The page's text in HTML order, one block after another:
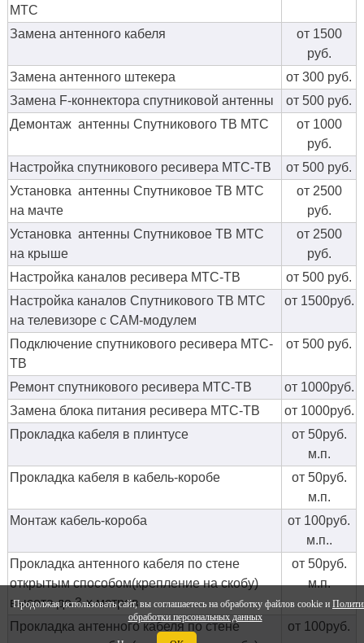
Продолжая использовать сайт, вы соглашаетесь на обработку файлов cookie и
обработки персональных данных
МТС
Замена антенного кабеля
от 1500
руб.
Замена антенного штекера
от 300 руб.
Замена F-коннектора спутниковой антенны
от 500 руб.
Демонтаж антенны Спутникового ТВ МТС
от 1000
руб.
Настройка спутникового ресивера МТС-ТВ
от 500 руб.
Установка антенны Спутниковое ТВ МТС
на мачте
от 2500
руб.
Установка антенны Спутниковое ТВ МТС
на крыше
от 2500
руб.
Настройка каналов ресивера МТС-ТВ
от 500 руб.
Настройка каналов Спутникового ТВ МТС
на телевизоре с CAM-модулем
от 1500руб.
Подключение спутникового ресивера МТС-
ТВ
от 500 руб.
Ремонт спутникового ресивера МТС-ТВ
от 1000руб.
Замена блока питания ресивера МТС-ТВ
от 1000руб.
Прокладка кабеля в плинтусе
от 50руб.
м.п.
Прокладка кабеля в кабель-коробе
от 50руб.
м.п.
Монтаж кабель-короба
от 100руб.
м.п..
Прокладка антенного кабеля по стене
открытым способом(крепление на скобу)
высота до 3-х метров
от 50руб.
м.п.
Прокладка антенного кабеля по стене
от 100руб.